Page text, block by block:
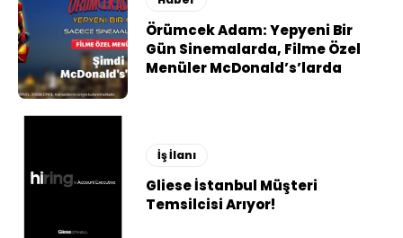
Örümcek Adam: Yepyeni Bir
Gün Sinemalarda, Filme Özel
Menüler McDonald’s’larda
İş İlanı
Gliese İstanbul Müşteri
Temsilcisi Arıyor!